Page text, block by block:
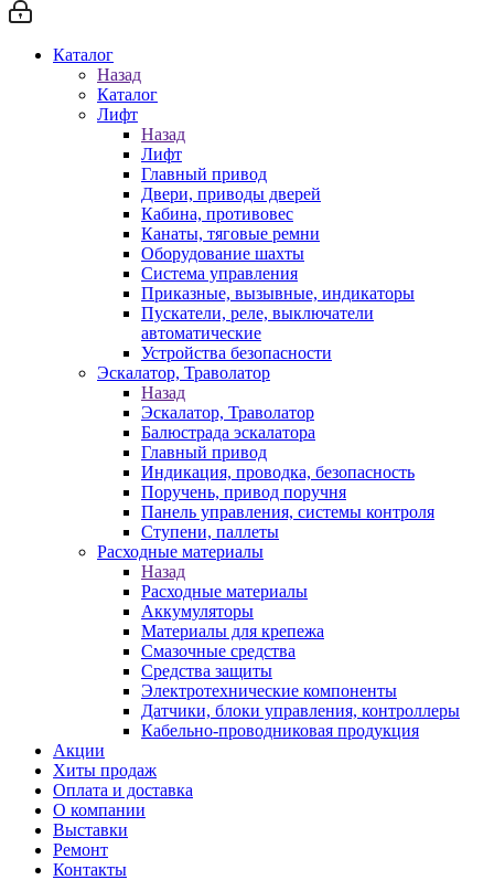
Каталог
Назад
Каталог
Лифт
Назад
Лифт
Главный привод
Двери, приводы дверей
Кабина, противовес
Канаты, тяговые ремни
Оборудование шахты
Система управления
Приказные, вызывные, индикаторы
Пускатели, реле, выключатели
автоматические
Устройства безопасности
Эскалатор, Траволатор
Назад
Эскалатор, Траволатор
Балюстрада эскалатора
Главный привод
Индикация, проводка, безопасность
Поручень, привод поручня
Панель управления, системы контроля
Ступени, паллеты
Расходные материалы
Назад
Расходные материалы
Аккумуляторы
Материалы для крепежа
Смазочные средства
Средства защиты
Электротехнические компоненты
Датчики, блоки управления, контроллеры
Кабельно-проводниковая продукция
Акции
Хиты продаж
Оплата и доставка
О компании
Выставки
Ремонт
Контакты